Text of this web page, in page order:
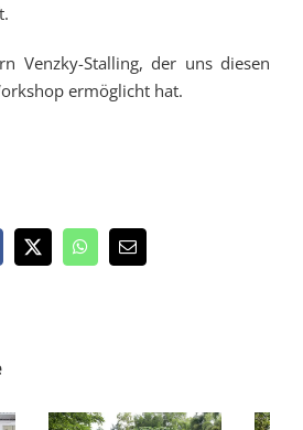
Venzky-Stalling, der uns diesen
ermöglicht hat.
X WhatsApp
E-